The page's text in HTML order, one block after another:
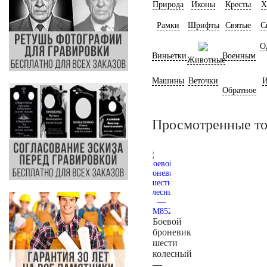
Природа Иконы Кресты
Рамки Шрифты Святые
ВиньеткиЖивотныеВоенным
Машины Веточки
Обратное
Просмотренные
Боевой
броневик
шести
колесный
—